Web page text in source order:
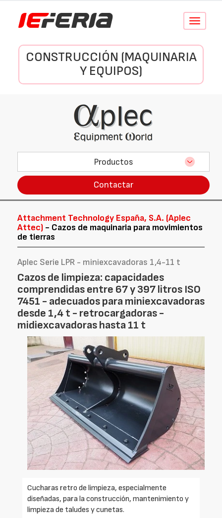
Conmutar
CONSTRUCCIÓN (MAQUINARIA
Y EQUIPOS)
Productos
Contactar
Attachment Technology España, S.A. (Aplec
Attec) - Cazos de maquinaria para movimientos
de tierras
Aplec Serie LPR - miniexcavadoras 1,4-11 t
Cazos de limpieza: capacidades
comprendidas entre 67 y 397 litros ISO
7451 - adecuados para miniexcavadoras
desde 1,4 t - retrocargadoras -
midiexcavadoras hasta 11 t
Cucharas retro de limpieza, especialmente
diseñadas, para la construcción, mantenimiento y
limpieza de taludes y cunetas.